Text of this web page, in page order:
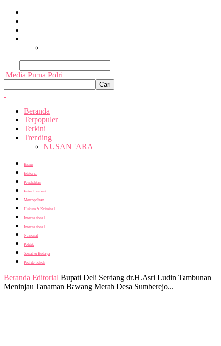
Media Purna Polri
Beranda
Terpopuler
Terkini
Trending
NUSANTARA
Bisnis
Editorial
Pendidikan
Entertainment
Metropolitan
Hukum & Kriminal
Internasional
Internasional
Nasional
Politik
Sosial & Budaya
Profile Tokoh
Beranda Editorial Bupati Deli Serdang dr.H.Asri Ludin Tambunan
Meninjau Tanaman Bawang Merah Desa Sumberejo...